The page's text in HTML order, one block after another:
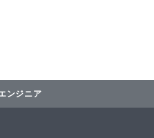
ンジニア